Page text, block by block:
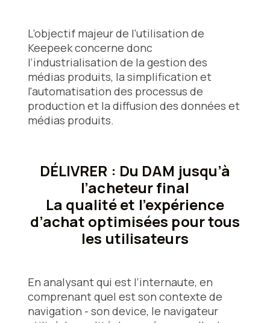
L’objectif majeur de l’utilisation de
Keepeek concerne donc
l’industrialisation de la gestion des
médias produits, la simplification et
l'automatisation des processus de
production et la diffusion des données et
médias produits.
DÉLIVRER : Du DAM jusqu’à
l’acheteur final
La qualité et l’expérience
d’achat optimisées pour tous
les utilisateurs
En analysant qui est l’internaute, en
comprenant quel est son contexte de
navigation - son device, le navigateur